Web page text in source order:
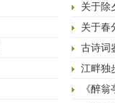
关于除
关于春
古诗词
江畔独
《醉